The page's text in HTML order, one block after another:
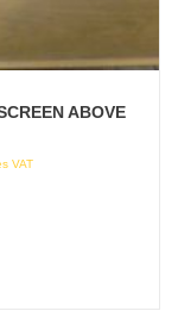
ABOVE
VAT